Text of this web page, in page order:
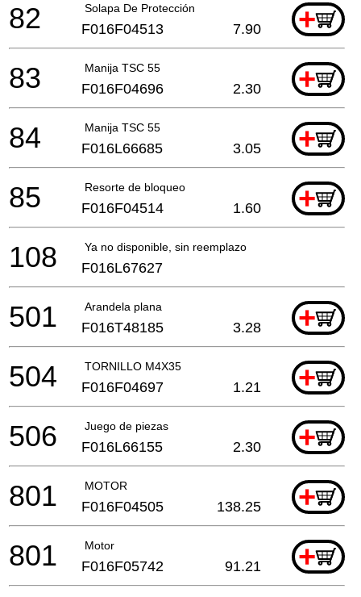
Solapa De Protección +
82 F016F04513 7.90
Manija TSC 55 +
83 F016F04696 2.30
Manija TSC 55 +
84 F016L66685 3.05
Resorte de bloqueo +
85 F016F04514 1.60
Ya no disponible, sin reemplazo
108 F016L67627
Arandela plana +
501 F016T48185 3.28
TORNILLO M4X35 +
504 F016F04697 1.21
Juego de piezas +
506 F016L66155 2.30
MOTOR +
801 F016F04505 138.25
Motor +
801 F016F05742 91.21